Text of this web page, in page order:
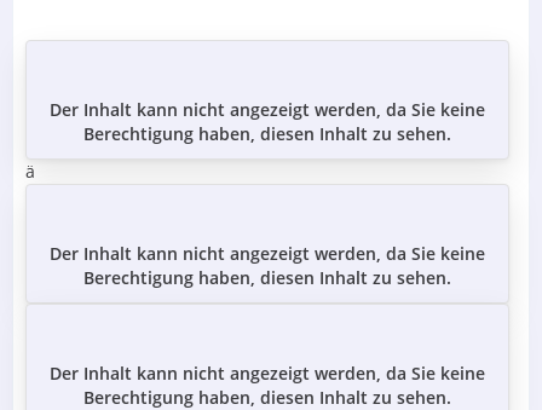
Der Inhalt kann nicht angezeigt werden, da Sie keine
Berechtigung haben, diesen Inhalt zu sehen.
ä
Der Inhalt kann nicht angezeigt werden, da Sie keine
Berechtigung haben, diesen Inhalt zu sehen.
Der Inhalt kann nicht angezeigt werden, da Sie keine
Berechtigung haben, diesen Inhalt zu sehen.